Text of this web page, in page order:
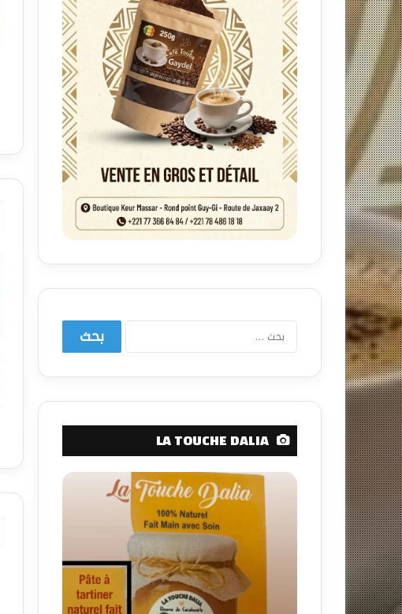
البحث
LA TOUCHE DALIA